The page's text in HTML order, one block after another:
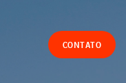
CONTATO